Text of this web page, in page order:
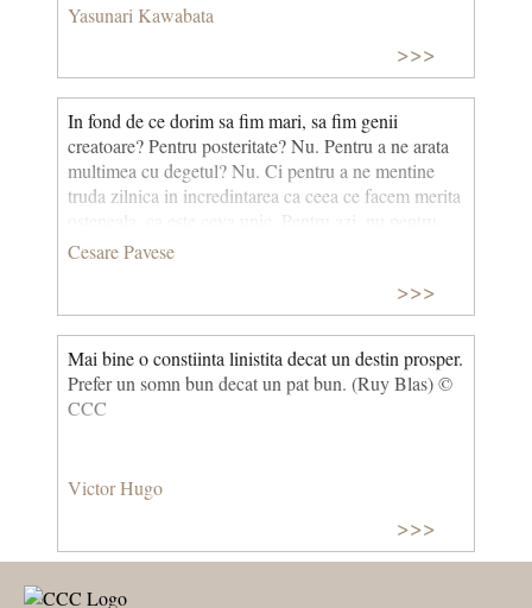
Yasunari Kawabata
>>>
In fond de ce dorim sa fim mari, sa fim genii
creatoare? Pentru posteritate? Nu. Pentru a ne arata
multimea cu degetul? Nu. Ci pentru a ne mentine
truda zilnica in incredintarea ca ceea ce facem merita
osteneala, ca este ceva unic. Pentru azi, nu pentru
eternitate.
Cesare Pavese
>>>
Mai bine o constiinta linistita decat un destin prosper.
Prefer un somn bun decat un pat bun. (Ruy Blas) ©
CCC
Victor Hugo
>>>